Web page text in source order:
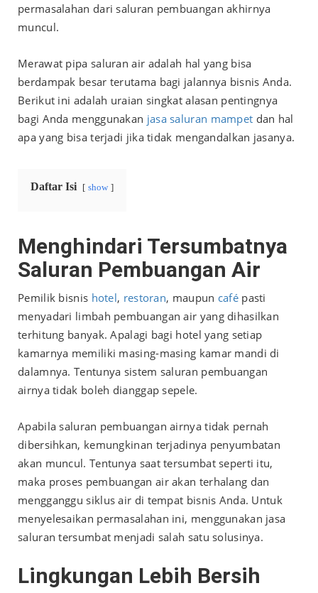
permasalahan dari saluran pembuangan akhirnya
muncul.
Merawat pipa saluran air adalah hal yang bisa
berdampak besar terutama bagi jalannya bisnis Anda.
Berikut ini adalah uraian singkat alasan pentingnya
bagi Anda menggunakan jasa saluran mampet dan hal
apa yang bisa terjadi jika tidak mengandalkan jasanya.
Daftar Isi show
Menghindari Tersumbatnya
Saluran Pembuangan Air
Pemilik bisnis hotel, restoran, maupun cafépasti
menyadari limbah pembuangan air yang dihasilkan
terhitung banyak. Apalagi bagi hotel yang setiap
kamarnya memiliki masing-masing kamar mandi di
dalamnya. Tentunya sistem saluran pembuangan
airnya tidak boleh dianggap sepele.
Apabila saluran pembuangan airnya tidak pernah
dibersihkan, kemungkinan terjadinya penyumbatan
akan muncul. Tentunya saat tersumbat seperti itu,
maka proses pembuangan air akan terhalang dan
mengganggu siklus air di tempat bisnis Anda. Untuk
menyelesaikan permasalahan ini, menggunakan jasa
saluran tersumbat menjadi salah satu solusinya.
Lingkungan Lebih Bersih